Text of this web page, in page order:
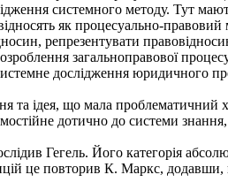
системного методу. Тут
як процесуально-
репрезентувати
загальноправової
дослідження юридичного
та ідея, що мала
дотично до системи знання,
Гегель. Його категорія
це повторив К. Маркс,